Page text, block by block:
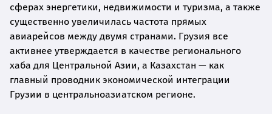
сферах энергетики, недвижимости и туризма, а также
существенно увеличилась частота прямых
авиарейсов между двумя странами. Грузия все
активнее утверждается в качестве регионального
хаба для Центральной Азии, а Казахстан — как
главный проводник экономической интеграции
Грузии в центральноазиатском регионе.